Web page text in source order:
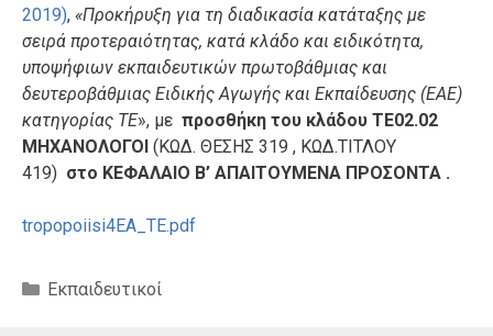
2019), «Προκήρυξη για τη διαδικασία κατάταξης με
σειρά προτεραιότητας, κατά κλάδο και ειδικότητα,
υποψήφιων εκπαιδευτικών πρωτοβάθμιας και
δευτεροβάθμιας Ειδικής Αγωγής και Εκπαίδευσης (ΕΑΕ)
κατηγορίας ΤΕ», με προσθήκη του κλάδου ΤΕ02.02
ΜΗΧΑΝΟΛΟΓΟΙ (ΚΩΔ. ΘΕΣΗΣ 319 , ΚΩΔ.ΤΙΤΛΟΥ
419) στο ΚΕΦΑΛΑΙΟ Β’ ΑΠΑΙΤΟΥΜΕΝΑ ΠΡΟΣΟΝΤΑ .
tropopoiisi4EA_TE.pdf
Κατηγορίες
Εκπαιδευτικοί